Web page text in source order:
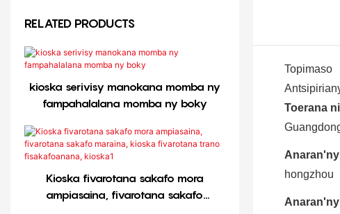
Topimaso
Toerana
hongzhou
RELATED PRODUCTS
kioska serivisy manokana momba ny
fampahalalana momba ny boky
Kioska fivarotana sakafo mora
ampiasaina, fivarotana sakafo